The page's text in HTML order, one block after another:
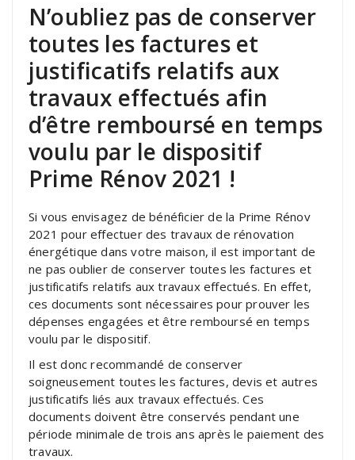
N’oubliez pas de conserver
toutes les factures et
justificatifs relatifs aux
travaux effectués afin
d’être remboursé en temps
voulu par le dispositif
Prime Rénov 2021 !
Si vous envisagez de bénéficier de la Prime Rénov
2021 pour effectuer des travaux de rénovation
énergétique dans votre maison, il est important de
ne pas oublier de conserver toutes les factures et
justificatifs relatifs aux travaux effectués. En effet,
ces documents sont nécessaires pour prouver les
dépenses engagées et être remboursé en temps
voulu par le dispositif.
Il est donc recommandé de conserver
soigneusement toutes les factures, devis et autres
justificatifs liés aux travaux effectués. Ces
documents doivent être conservés pendant une
période minimale de trois ans après le paiement des
travaux.